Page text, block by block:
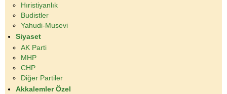
Hıristiyanlık
Budistler
Yahudi-Musevi
Siyaset
AK Parti
MHP
CHP
Diğer Partiler
Akkalemler Özel